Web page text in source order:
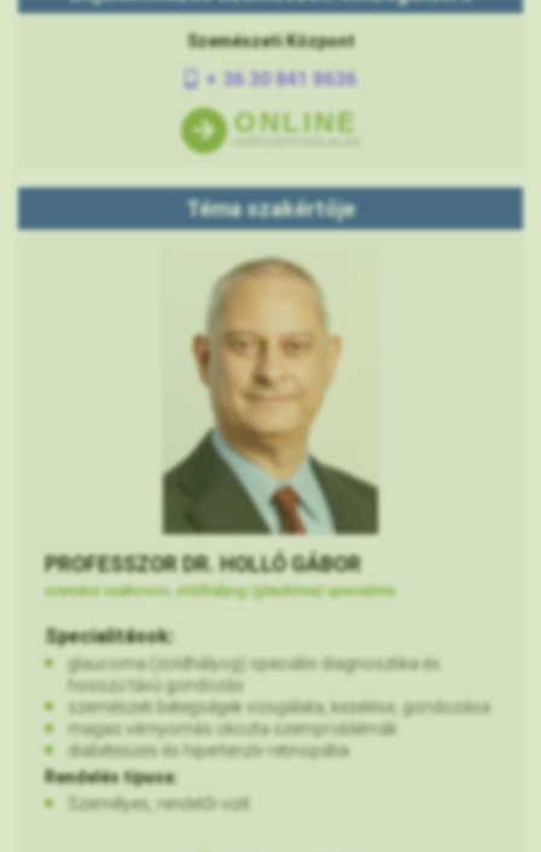
Szemészeti Központ
+ 36 30 841 8636
ONLINE
Téma szakértője
PROFESSZOR DR. HOLLÓ GÁBOR
szemész szakorvos, zöldhályog (glaukóma) specialista
Specialitások:
glaucoma (zöldhályog) speciális diagnosztika és
hosszú távú gondozás
szemészeti betegségek vizsgálata, kezelése, gondozása
magas vérnyomás okozta szemproblémák
diabéteszes és hipertenzív retinopátia
Rendelés típusa:
Személyes, rendelői vizit